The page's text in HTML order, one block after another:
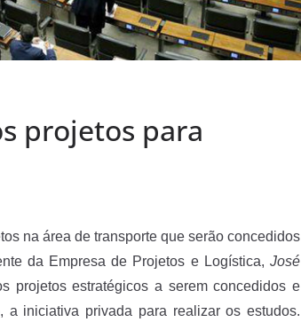
projetos para
na área de transporte que serão concedidos
da Empresa de Projetos e Logística, José
projetos estratégicos a serem concedidos e
a iniciativa privada para realizar os estudos.